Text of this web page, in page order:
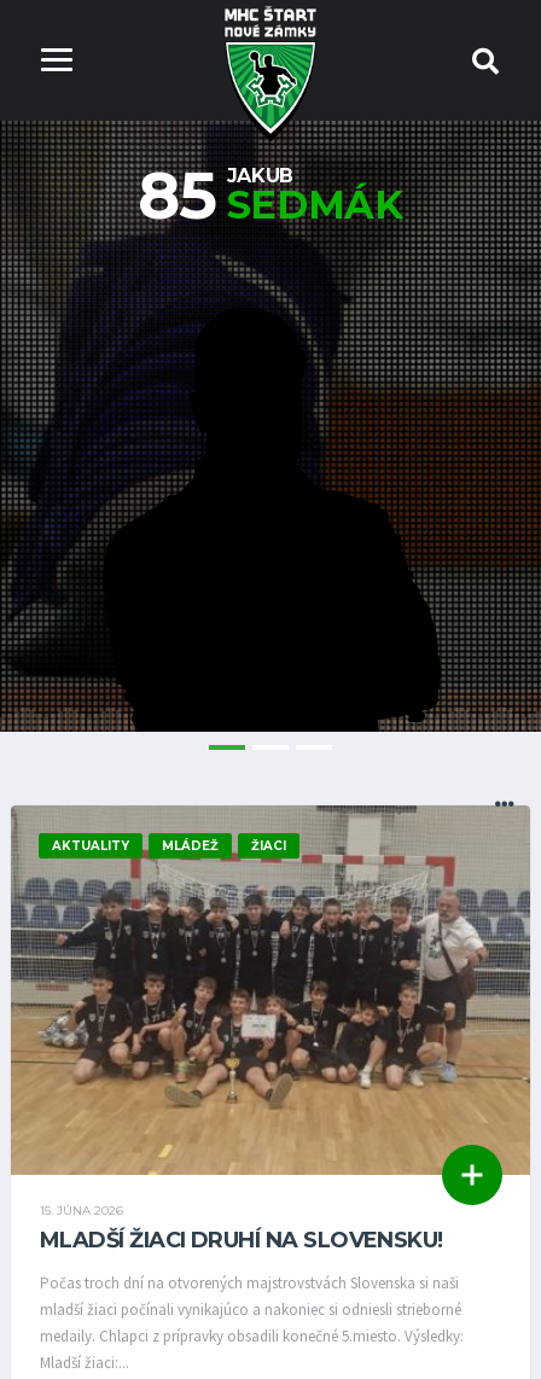
85 JAKUB
SEDMÁK
AKTUALITY MLÁDEŽ ŽIACI
15. JÚNA 2026
MLADŠÍ ŽIACI DRUHÍ NA SLOVENSKU!
Počas troch dní na otvorených majstrovstvách Slovenska si naši
mladší žiaci počínali vynikajúco a nakoniec si odniesli strieborné
medaily. Chlapci z prípravky obsadili konečné 5.miesto. Výsledky:
Mladší žiaci:...